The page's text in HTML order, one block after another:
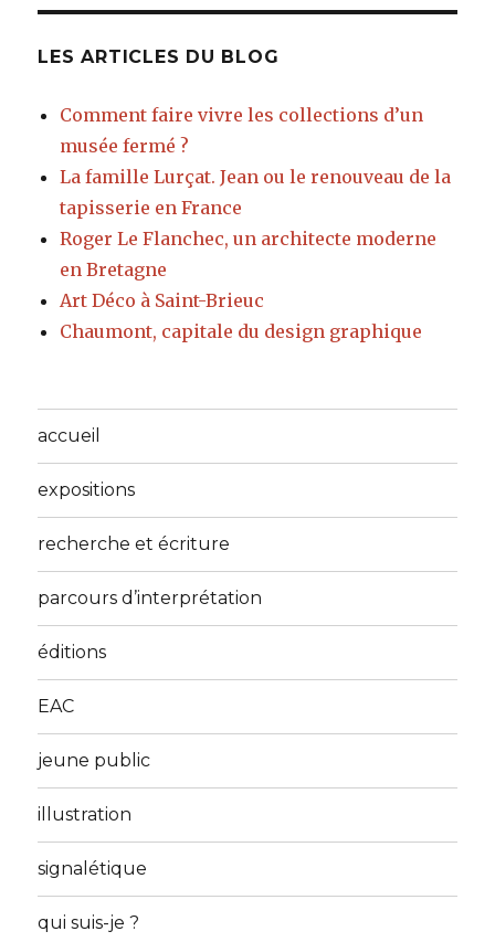
LES ARTICLES DU BLOG
Comment faire vivre les collections d’un
musée fermé ?
La famille Lurçat. Jean ou le renouveau de la
tapisserie en France
Roger Le Flanchec, un architecte moderne
en Bretagne
Art Déco à Saint-Brieuc
Chaumont, capitale du design graphique
accueil
expositions
recherche et écriture
parcours d’interprétation
éditions
EAC
jeune public
illustration
signalétique
qui suis-je ?